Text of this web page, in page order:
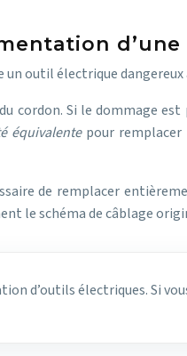
outil électrique
cordon. Si le dommage
équivalentepour remplacer
de remplacer
le schéma de câblage
d’outils électriques. Si